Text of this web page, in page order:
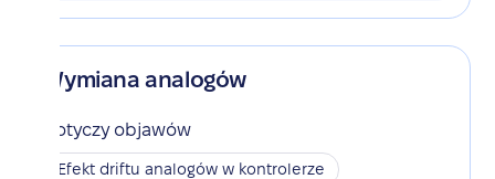
Wymiana analogów
Dotyczy objawów
Efekt driftu analogów w kontrolerze